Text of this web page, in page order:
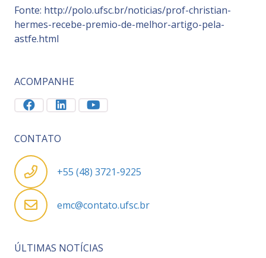
Fonte: http://polo.ufsc.br/noticias/prof-christian-
hermes-recebe-premio-de-melhor-artigo-pela-
astfe.html
ACOMPANHE
CONTATO
+55 (48) 3721-9225
emc@contato.ufsc.br
ÚLTIMAS NOTÍCIAS